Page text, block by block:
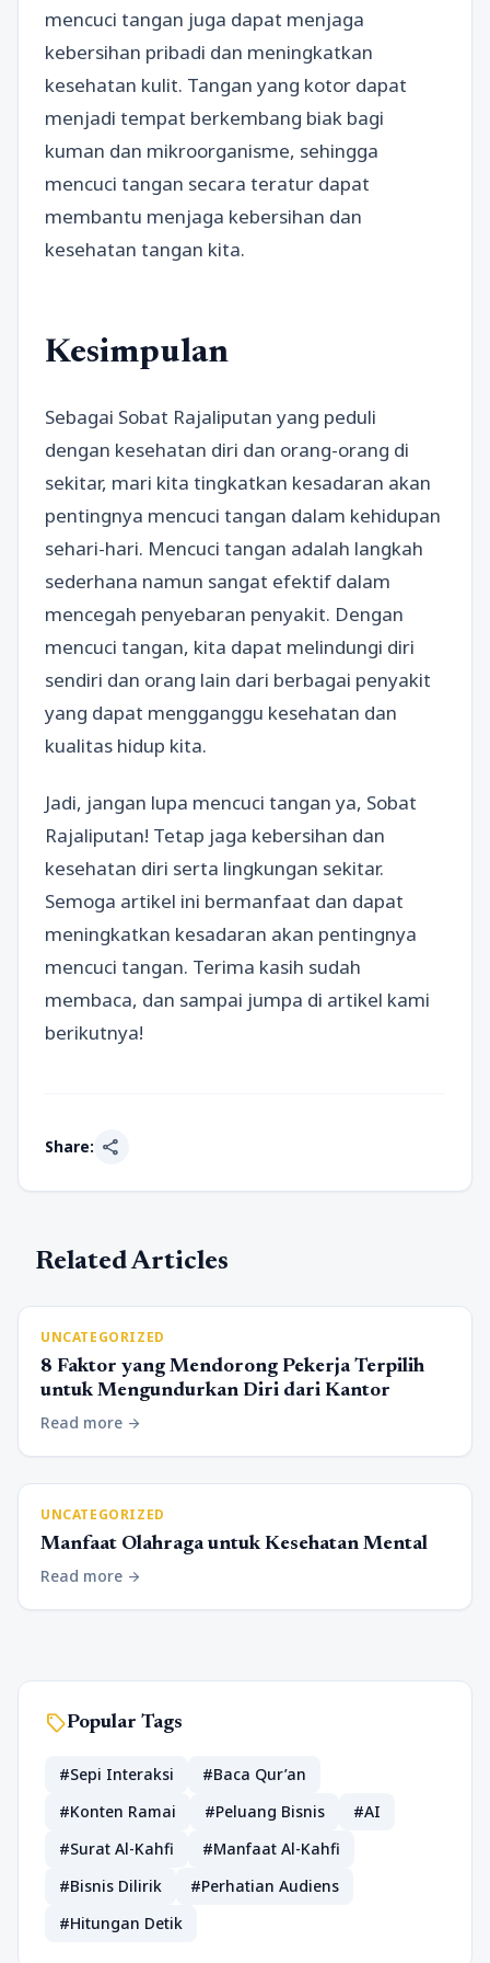
mencuci tangan juga dapat menjaga
kebersihan pribadi dan meningkatkan
kesehatan kulit. Tangan yang kotor dapat
menjadi tempat berkembang biak bagi
kuman dan mikroorganisme, sehingga
mencuci tangan secara teratur dapat
membantu menjaga kebersihan dan
kesehatan tangan kita.
Kesimpulan
Sebagai Sobat Rajaliputan yang peduli
dengan kesehatan diri dan orang-orang di
sekitar, mari kita tingkatkan kesadaran akan
pentingnya mencuci tangan dalam kehidupan
sehari-hari. Mencuci tangan adalah langkah
sederhana namun sangat efektif dalam
mencegah penyebaran penyakit. Dengan
mencuci tangan, kita dapat melindungi diri
sendiri dan orang lain dari berbagai penyakit
yang dapat mengganggu kesehatan dan
kualitas hidup kita.
Jadi, jangan lupa mencuci tangan ya, Sobat
Rajaliputan! Tetap jaga kebersihan dan
kesehatan diri serta lingkungan sekitar.
Semoga artikel ini bermanfaat dan dapat
meningkatkan kesadaran akan pentingnya
mencuci tangan. Terima kasih sudah
membaca, dan sampai jumpa di artikel kami
berikutnya!
Share: share
Related Articles
UNCATEGORIZED
8 Faktor yang Mendorong Pekerja Terpilih
untuk Mengundurkan Diri dari Kantor
Read more arrow_forward
UNCATEGORIZED
Manfaat Olahraga untuk Kesehatan Mental
Read more arrow_forward
sellPopular Tags
#Sepi Interaksi
#Baca Qur’an
#Konten Ramai
#Peluang Bisnis
#AI
#Surat Al-Kahfi
#Manfaat Al-Kahfi
#Bisnis Dilirik
#Perhatian Audiens
#Hitungan Detik